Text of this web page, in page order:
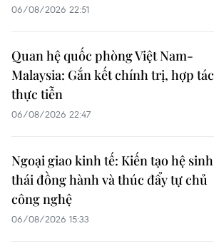
06/08/2026 22:51
Quan hệ quốc phòng Việt Nam-
Malaysia: Gắn kết chính trị, hợp tác
thực tiễn
06/08/2026 22:47
Ngoại giao kinh tế: Kiến tạo hệ sinh
thái đồng hành và thúc đẩy tự chủ
công nghệ
06/08/2026 15:33